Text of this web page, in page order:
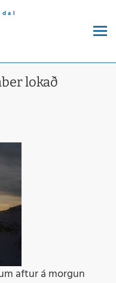
lokað
aftur á morgun